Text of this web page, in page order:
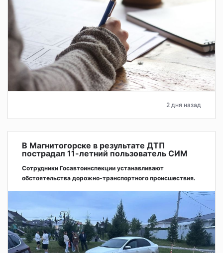
2 дня назад
В Магнитогорске в результате ДТП
пострадал 11-летний пользователь СИМ
Сотрудники Госавтоинспекции устанавливают
обстоятельства дорожно-транспортного происшествия.